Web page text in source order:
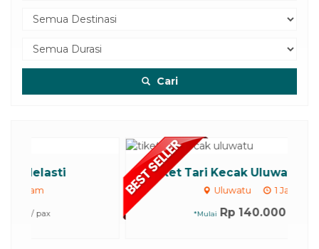
Cari
Tiket Tari Kecak Uluwatu 2026 - ...
Uluwatu 1 Jam
*Mulai Rp 140.000 / pax